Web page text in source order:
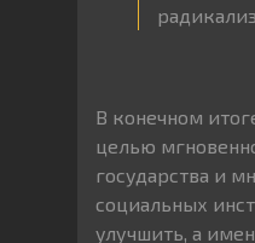
В конечном
целью
государства и
социальных
улучшить, а